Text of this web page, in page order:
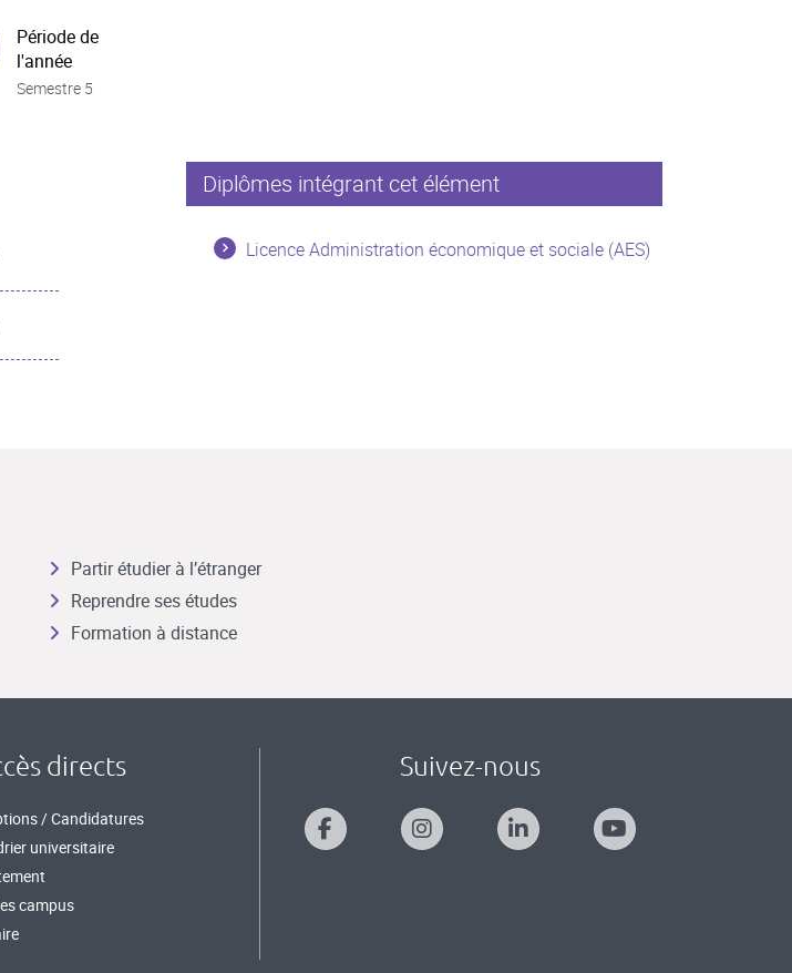
Période de
l'année
Semestre 5
Diplômes intégrant cet élément
Licence Administration économique et sociale (AES)
Partir étudier à l’étranger
Reprendre ses études
Formation à distance
directs
/ Candidatures
universitaire
campus
Suivez-nous